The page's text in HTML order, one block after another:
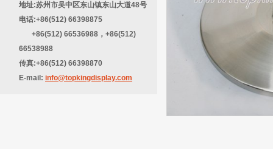
地址:苏州市吴中区东山镇东山大道48号
电话:+86(512) 66398875
+86(512) 66536988，+86(512)
66538988
传真:+86(512) 66398870
E-mail: info@topkingdisplay.com